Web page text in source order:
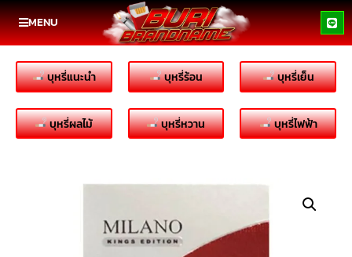
MENU
บุหรี่แนะนำ บุหรี่ร้อน บุหรี่เย็น
บุหรี่ผลไม้ บุหรี่หวาน บุหรี่ไฟฟ้า